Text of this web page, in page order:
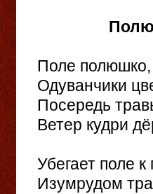
Поле полюшко,
Одуванчики
Посередь
Ветер кудри
Убегает поле к
Изумрудом